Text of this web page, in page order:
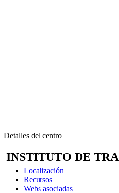
Detalles del centro
INSTITUTO DE
Localización
Recursos
Webs asociadas